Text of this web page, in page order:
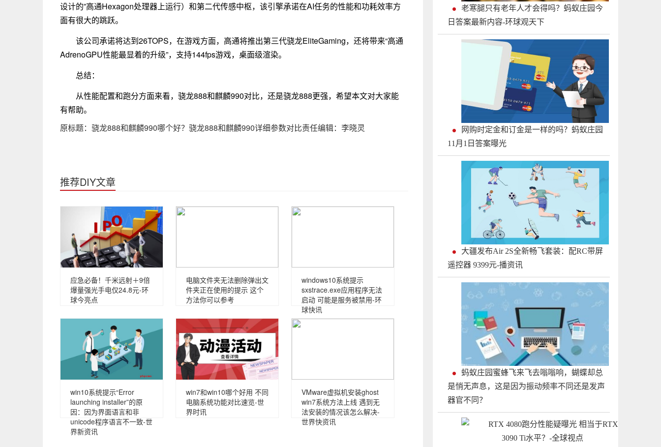
设计的”高通Hexagon处理器上运行）和第二代传感中枢，该引擎承诺在AI任务的性能和功耗效率方
面有很大的跳跃。
该公司承诺将达到26TOPS，在游戏方面，高通将推出第三代骁龙EliteGaming，还将带来“高通
AdrenoGPU性能最显着的升级”，支持144fps游戏，桌面级渲染。
总结：
从性能配置和跑分方面来看，骁龙888和麒麟990对比，还是骁龙888更强，希望本文对大家能
有帮助。
原标题：骁龙888和麒麟990哪个好？骁龙888和麒麟990详细参数对比责任编辑：李晓灵
推荐DIY文章
应急必备！千米远射＋9倍
爆量强光手电仅24.8元-环
球今亮点
电脑文件夹无法删除弹出文
件夹正在使用的提示 这个
方法你可以参考
windows10系统提示
sxstrace.exe应用程序无法
启动 可能是服务被禁用-环
球快讯
win10系统提示“Error
launching installer”的原
因：因为界面语言和非
unicode程序语言不一致-世
界新资讯
win7和win10哪个好用 不同
电脑系统功能对比速览-世
界时讯
VMware虚拟机安装ghost
win7系统方法上线 遇到无
法安装的情况该怎么解决-
世界快资讯
老寒腿只有老年人才会得吗？蚂蚁庄园今
日答案最新内容-环球观天下
网购时定金和订金是一样的吗？蚂蚁庄园
11月1日答案曝光
大疆发布Air 2S全新畅飞套装：配RC带屏
遥控器 9399元-播资讯
蚂蚁庄园蜜蜂飞来飞去嗡嗡响，蝴蝶却总
是悄无声息，这是因为振动频率不同还是发声
器官不同？